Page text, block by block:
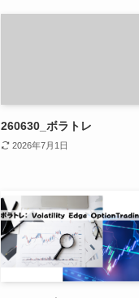
260630_ボラトレ
2026年7月1日